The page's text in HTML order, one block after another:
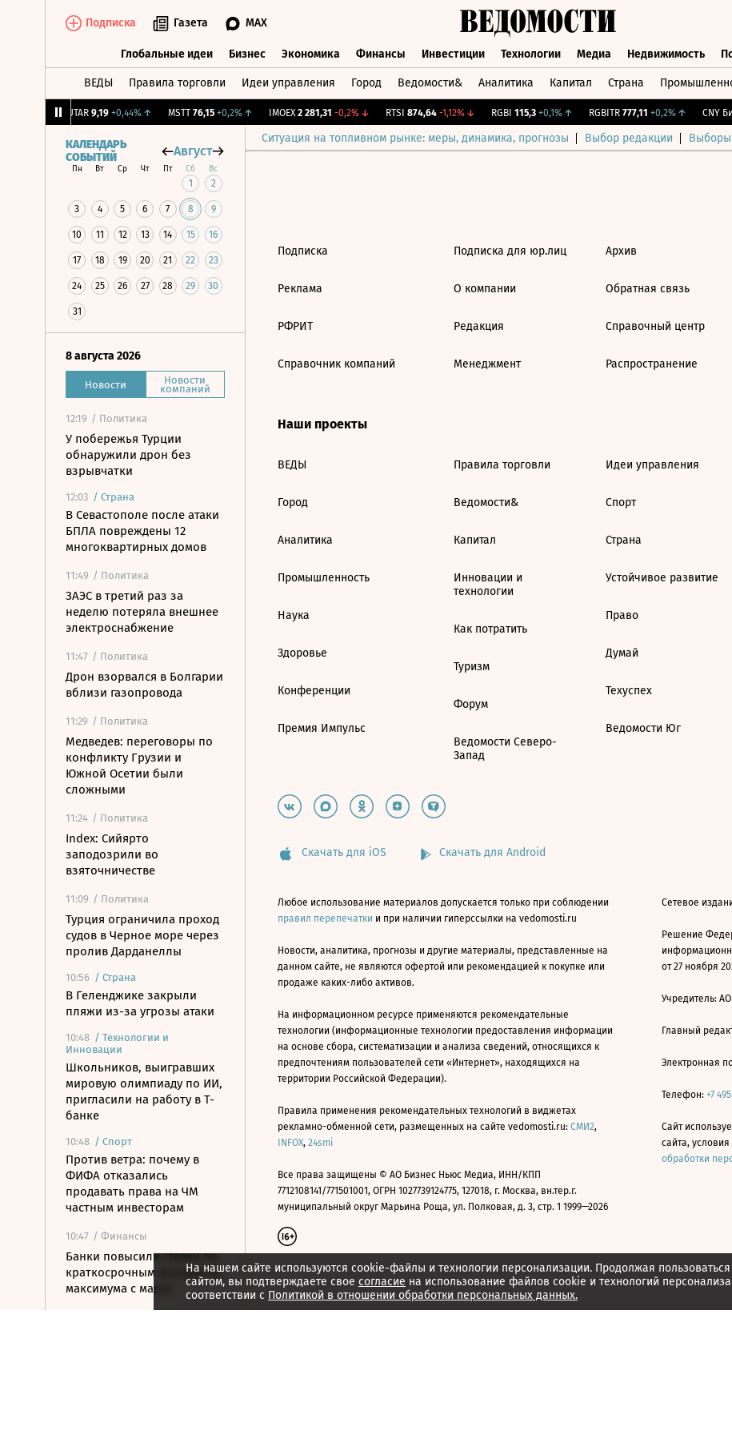
Подписка Газета MAX
Глобальные идеи Бизнес Экономика Финансы Инвестиции Технологии Медиа Недвижимость
ВЕДЫ Правила торговли Идеи управления Город Ведомости& Аналитика Капитал Страна
UTAR 9,19 +0,44%↑ MSTT 76,15 +0,2%↑ IMOEX 2 281,31 -0,2%↓ RTSI 874,64 -1,12%↓ RGBI 115,3 +0,1%↑ RGBITR 777,11 +0,2%↑ CNY
Ситуация на топливном рынке: меры, динамика, прогнозы Выбор редакции Выборы
КАЛЕНДАРЬ
СОБЫТИЙ
Август
Пн Вт Ср Чт Пт Сб Вс
1 2
3 4 5 6 7 8 9
10 11 12 13 14 15 16
17 18 19 20 21 22 23
24 25 26 27 28 29 30
31
8 августа 2026
Новости Новости
компаний
12:19 / Политика
У побережья Турции
обнаружили дрон без
взрывчатки
12:03 / Страна
В Севастополе после атаки
БПЛА повреждены 12
многоквартирных домов
11:49 / Политика
ЗАЭС в третий раз за
неделю потеряла внешнее
электроснабжение
11:47 / Политика
Дрон взорвался в Болгарии
вблизи газопровода
11:29 / Политика
Медведев: переговоры по
конфликту Грузии и
Южной Осетии были
сложными
11:24 / Политика
Index: Сийярто
заподозрили во
взяточничестве
11:09 / Политика
Турция ограничила проход
судов в Черное море через
пролив Дарданеллы
10:56 / Страна
В Геленджике закрыли
пляжи из-за угрозы атаки
10:48 / Технологии и
Инновации
Школьников, выигравших
мировую олимпиаду по ИИ,
пригласили на работу в Т-
банке
10:48 / Спорт
Против ветра: почему в
ФИФА отказались
продавать права на ЧМ
частным инвесторам
10:47 / Финансы
Банки повысили ставки по
краткосрочным вкладам до
максимума с марта
На нашем сайте используются cookie-файлы и технологии персонализации. Продолжая
сайтом, вы подтверждаете свое согласие на использование файлов cookie и технологий
соответствии с Политикой в отношении обработки персональных данных.
Подписка
Реклама
РФРИТ
Справочник компаний
Подписка для юр.лиц
О компании
Редакция
Менеджмент
Архив
Обратная связь
Справочный центр
Распространение
Наши проекты
ВЕДЫ
Город
Аналитика
Промышленность
Наука
Здоровье
Конференции
Премия Импульс
Правила торговли
Ведомости&
Капитал
Инновации и
технологии
Как потратить
Туризм
Форум
Ведомости Северо-
Запад
Идеи управления
Спорт
Страна
Устойчивое развитие
Право
Думай
Техуспех
Ведомости Юг
Скачать для iOS Скачать для Android
Любое использование материалов допускается только при соблюдении
правил перепечатки и при наличии гиперссылки на vedomosti.ru
Новости, аналитика, прогнозы и другие материалы, представленные на
данном сайте, не являются офертой или рекомендацией к покупке или
продаже каких-либо активов.
На информационном ресурсе применяются рекомендательные
технологии (информационные технологии предоставления информации
на основе сбора, систематизации и анализа сведений, относящихся к
предпочтениям пользователей сети «Интернет», находящихся на
территории Российской Федерации).
Правила применения рекомендательных технологий в виджетах
рекламно-обменной сети, размещенных на сайте vedomosti.ru: СМИ2,
INFOX, 24smi
Все права защищены © АО Бизнес Ньюс Медиа, ИНН/КПП
7712108141/771501001, ОГРН 1027739124775, 127018, г. Москва, вн.тер.г.
муниципальный округ Марьина Роща, ул. Полковая, д. 3, стр. 1 1999—2026
Сетевое
Решение
от 27 ноября
Учредитель:
Главный
Электронная
Телефон: +7
Сайт
сайта,
обработки